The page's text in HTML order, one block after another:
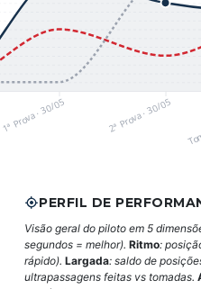
1ª Prova · 30/05 2ª Prova · 30/05
PERFIL DE
Visão geral do piloto em 5
segundos = melhor). Ritmo:
rápido). Largada: saldo de
ultrapassagens feitas vs tomadas.